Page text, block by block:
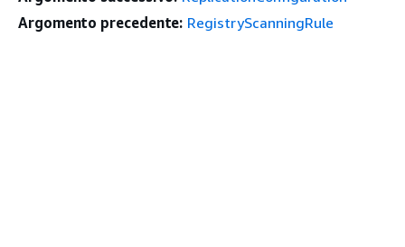
Argomento precedente: RegistryScanningRule